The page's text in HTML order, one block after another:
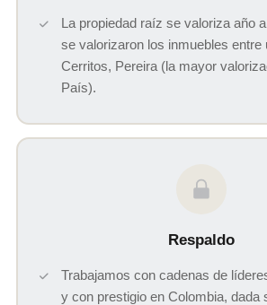
La propiedad raíz se valoriza año
se valorizaron los inmuebles entre
Cerritos, Pereira (la mayor
País).
Respaldo
Trabajamos con cadenas de
y con prestigio en Colombia, dada